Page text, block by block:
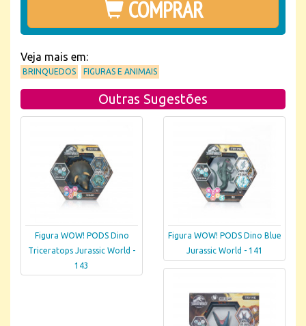
COMPRAR
Veja mais em:
BRINQUEDOS FIGURAS E ANIMAIS
Outras Sugestões
Figura WOW! PODS Dino
Triceratops Jurassic World -
143
Figura WOW! PODS Dino Blue
Jurassic World - 141